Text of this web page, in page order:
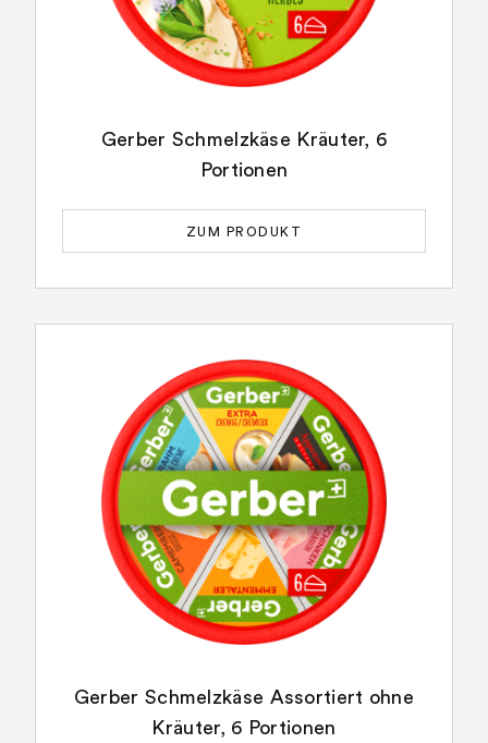
Gerber Schmelzkäse Kräuter, 6
Portionen
ZUM PRODUKT
Gerber Schmelzkäse Assortiert ohne
Kräuter, 6 Portionen